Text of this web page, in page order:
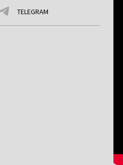
TELEGRAM